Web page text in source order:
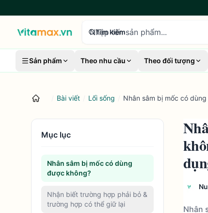
Tìm kiếm
Sản phẩm Theo nhu cầu Theo đối tượng
Bài viết Lối sống Nhân sâm bị mốc có
Mục lục
Nhân sâm bị mốc có dùng
được không?
Nhận biết trường hợp phải bỏ &
trường hợp có thể giữ lại
Nhân